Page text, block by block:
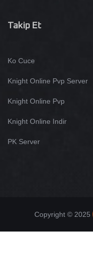
Takip Et
Ko Cuce
Knight Online Pvp Server
Knight Online Pvp
Knight Online Indir
PK Server
Copyright © 2025